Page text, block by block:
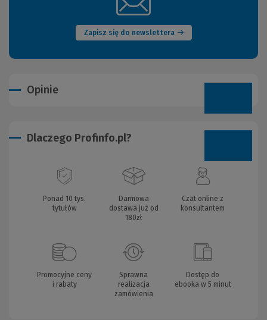
Zapisz się do newslettera
okno)
Opinie
Dlaczego Profinfo.pl?
Ponad 10 tys.
tytułów
Darmowa
dostawa już od
180zł
Czat online z
konsultantem
Promocyjne ceny
i rabaty
Sprawna
realizacja
zamówienia
Dostęp do
ebooka w 5 minut